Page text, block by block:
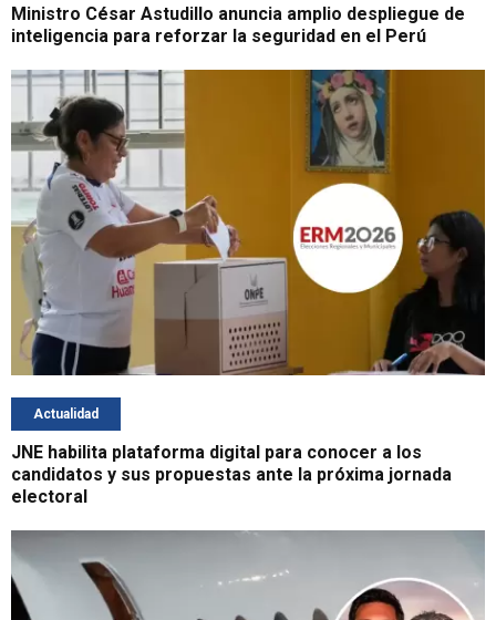
Ministro César Astudillo anuncia amplio despliegue de
inteligencia para reforzar la seguridad en el Perú
Actualidad
JNE habilita plataforma digital para conocer a los
candidatos y sus propuestas ante la próxima jornada
electoral